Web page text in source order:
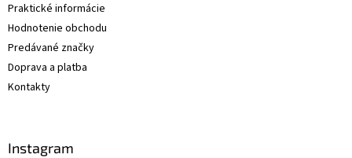
Praktické informácie
Hodnotenie obchodu
Predávané značky
Doprava a platba
Kontakty
Instagram